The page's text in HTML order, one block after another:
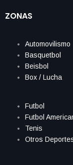
ZONAS
Automovilismo
Basquetbol
Beisbol
Box / Lucha
Futbol
Futbol
Tenis
Otros